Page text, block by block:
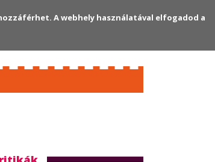
Bejelentkezés
A webhely használatával elfogadod a